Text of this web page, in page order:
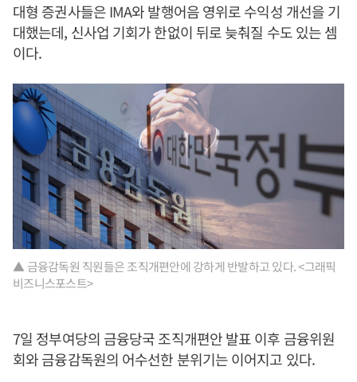
대형 증권사들은 IMA와 발행어음 영위로 수익성 개선을 기
대했는데, 신사업 기회가 한없이 뒤로 늦춰질 수도 있는 셈
이다.
▲ 금융감독원 직원들은 조직개편안에 강하게 반발하고 있다. <그래픽
비즈니스포스트>
7일 정부여당의 금융당국 조직개편안 발표 이후 금융위원
회와 금융감독원의 어수선한 분위기는 이어지고 있다.